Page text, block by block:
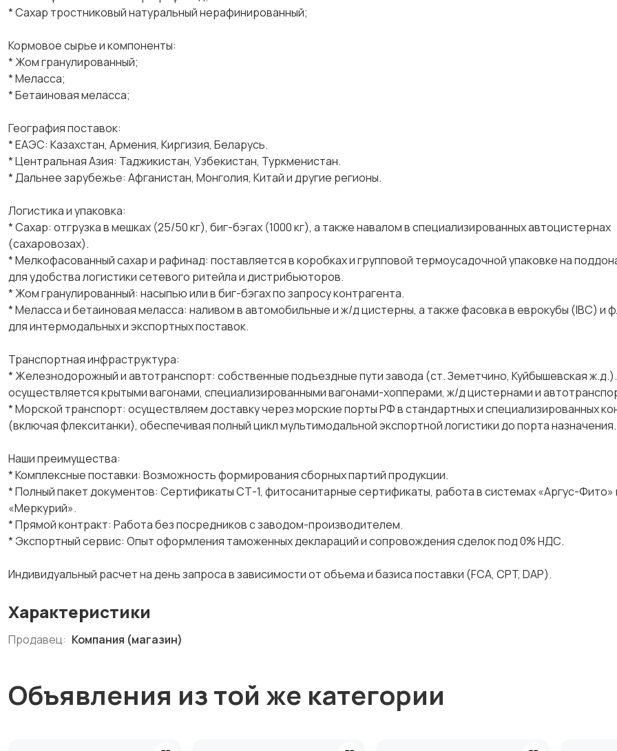
* Сахар тростниковый натуральный нерафинированный;
Кормовое сырье и компоненты:
* Жом гранулированный;
* Меласса;
* Бетаиновая меласса;
География поставок:
* ЕАЭС: Казахстан, Армения, Киргизия, Беларусь.
* Центральная Азия: Таджикистан, Узбекистан, Туркменистан.
* Дальнее зарубежье: Афганистан, Монголия, Китай и другие регионы.
Логистика и упаковка:
* Сахар: отгрузка в мешках (25/50 кг), биг-бэгах (1000 кг), а также навалом в специализированных автоцистернах
(сахаровозах).
* Мелкофасованный сахар и рафинад: поставляется в коробках и групповой термоусадочной упаковке на
для удобства логистики сетевого ритейла и дистрибьюторов.
* Жом гранулированный: насыпью или в биг-бэгах по запросу контрагента.
* Меласса и бетаиновая меласса: наливом в автомобильные и ж/д цистерны, а также фасовка в еврокубы (IBC) и
для интермодальных и экспортных поставок.
Транспортная инфраструктура:
* Железнодорожный и автотранспорт: собственные подъездные пути завода (ст. Земетчино, Куйбышевская
осуществляется крытыми вагонами, специализированными вагонами-хопперами, ж/д цистернами и
* Морской транспорт: осуществляем доставку через морские порты РФ в стандартных и специализированных
(включая флекситанки), обеспечивая полный цикл мультимодальной экспортной логистики до порта назначения.
Наши преимущества:
* Комплексные поставки: Возможность формирования сборных партий продукции.
* Полный пакет документов: Сертификаты СТ-1, фитосанитарные сертификаты, работа в системах «Аргус-Фито»
«Меркурий».
* Прямой контракт: Работа без посредников с заводом-производителем.
* Экспортный сервис: Опыт оформления таможенных деклараций и сопровождения сделок под 0% НДС.
Индивидуальный расчет на день запроса в зависимости от объема и базиса поставки (FCA, CPT, DAP).
Характеристики
Продавец: Компания (магазин)
Объявления из той же категории